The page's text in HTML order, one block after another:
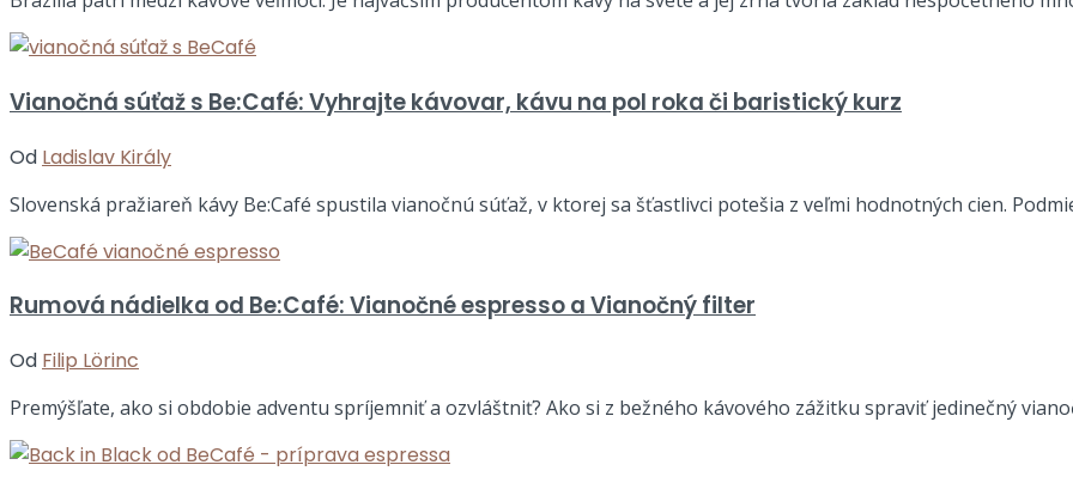
Vianočná súťaž s Be:Café: Vyhrajte kávovar, kávu na pol roka či baristický kurz
Od Ladislav Király
Slovenská pražiareň kávy Be:Café spustila vianočnú súťaž, v ktorej sa šťastlivci potešia z veľmi hodnotných cien.
Rumová nádielka od Be:Café: Vianočné espresso a Vianočný filter
Od Filip Lörinc
Premýšľate, ako si obdobie adventu spríjemniť a ozvláštniť? Ako si z bežného kávového zážitku spraviť jedinečný